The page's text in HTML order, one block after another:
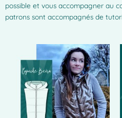
possible et vous accompagner au
patrons sont accompagnés de
produit
plusieurs
variations.